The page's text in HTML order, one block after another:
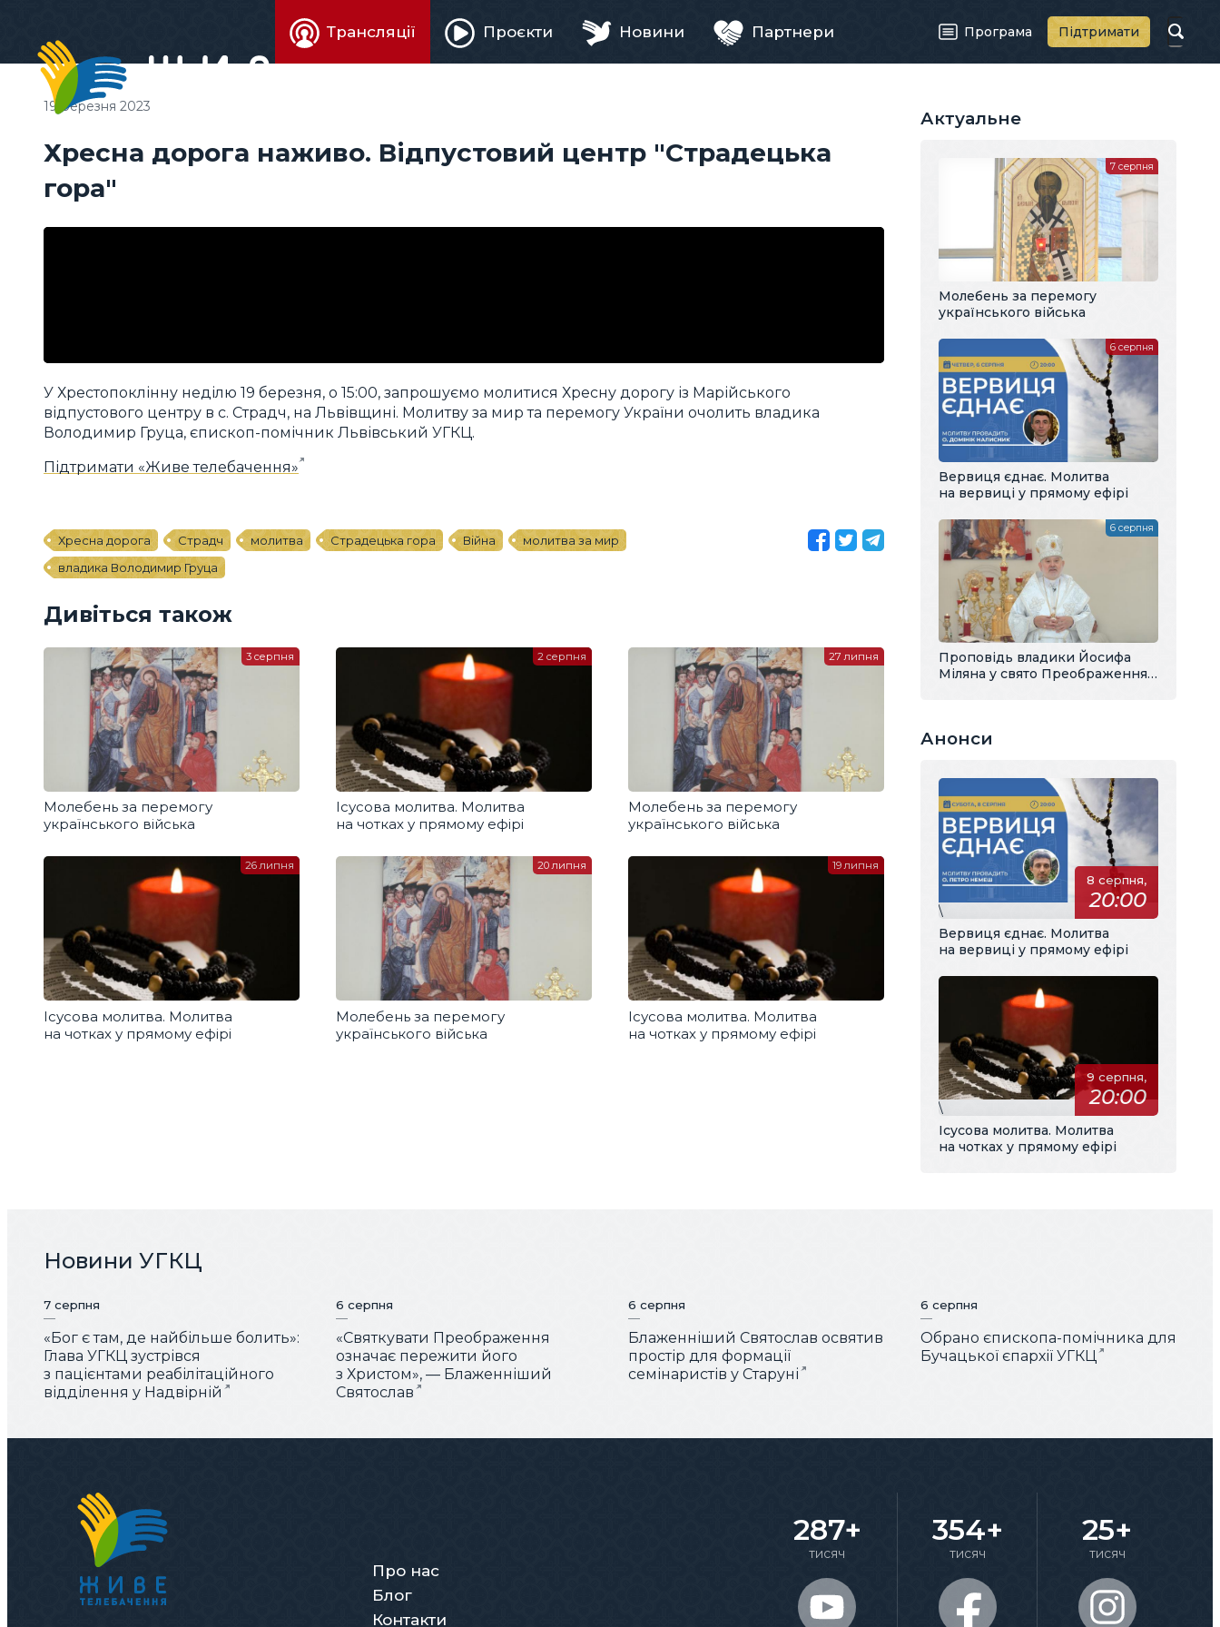
Живе
телебачення
Трансляції Проєкти Новини Партнери Програма Підтримати
Хресна дорога наживо. Відпустовий центр "Страдецька
гора"
19 березня 2023
У Хрестопоклінну неділю 19 березня, о 15:00, запрошуємо молитися Хресну дорогу із Марійського
відпустового центру в с. Страдч, на Львівщині. Молитву за мир та перемогу України очолить владика
Володимир Груца, єпископ-помічник Львівський УГКЦ.
Підтримати «Живе телебачення»
Хресна дорога Страдч молитва Страдецька гора Війна
молитва за мир
владика Володимир Груца
Дивіться також
Молебень за перемогу
українського війська
3 серпня
Ісусова молитва. Молитва
на чотках у прямому ефірі
2 серпня
Молебень за перемогу
українського війська
27 липня
Ісусова молитва. Молитва
на чотках у прямому ефірі
26 липня
Молебень за перемогу
українського війська
20 липня
Ісусова молитва. Молитва
на чотках у прямому ефірі
19 липня
Актуальне
Молебень за перемогу
українського війська
7 серпня
Вервиця єднає. Молитва
на вервиці у прямому ефірі
6 серпня
Проповідь владики Йосифа
Міляна у свято Преображення
6 серпня
Анонси
8 серпня,
20:00
\
Вервиця єднає. Молитва
на вервиці у прямому ефірі
9 серпня,
20:00
\
Ісусова молитва. Молитва
на чотках у прямому ефірі
Новини УГКЦ
7 серпня
«Бог є там, де найбільше болить»:
Глава УГКЦ зустрівся
з пацієнтами реабілітаційного
відділення у Надвірній
6 серпня
«Святкувати Преображення
означає пережити його
з Христом», — Блаженніший
Святослав
6 серпня
Блаженніший Святослав освятив
простір для формації
семінаристів у Старуні
6 серпня
Обрано єпископа-помічника для
Бучацької єпархії УГКЦ
Про нас
Блог
Контакти
287+
тисяч
354+
тисяч
25+
тисяч